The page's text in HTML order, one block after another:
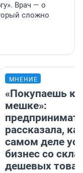
Врач — о
сложно
МНЕНИЕ
«Покупаешь
мешке»:
рассказала,
самом деле
бизнес со
дешевых